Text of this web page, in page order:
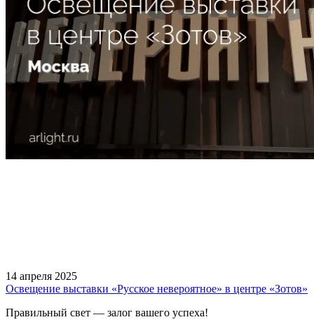
14 апреля 2025
Освещение выставки «Русское невероятное» в центре «Зотов»
Правильный свет — залог вашего успеха!